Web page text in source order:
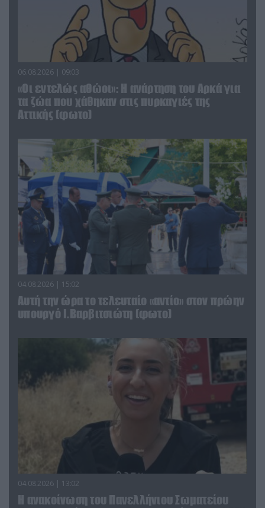
06.08.2026 | 09:03
«Οι εντελώς αθώοι»: Η ανάρτηση του Αρκά για
τα ζώα που χάθηκαν στις πυρκαγιές της
Αττικής (φωτο)
04.08.2026 | 15:02
Αυτή την ώρα το τελευταίο «αντίο» στον πρώην
υπουργό Ι.Βαρβιτσιώτη (φωτο)
04.08.2026 | 13:02
Η ανακοίνωση του Πανελλήνιου Σωματείου